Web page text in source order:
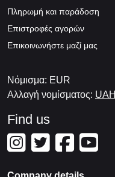
Πληρωμή και παράδοση
Επιστροφές αγορών
Επικοινωνήστε μαζί μας
Νόμισμα: EUR
Αλλαγή νομίσματος: UAH
Find us